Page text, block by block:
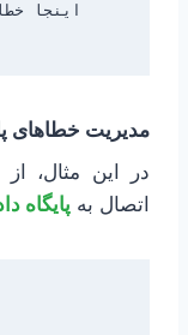
مدیریت خطاهای
در این مثال، از
اتصال به پایگاه